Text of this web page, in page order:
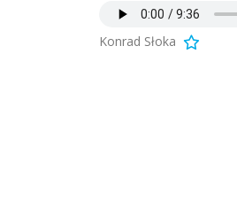
Konrad Słoka